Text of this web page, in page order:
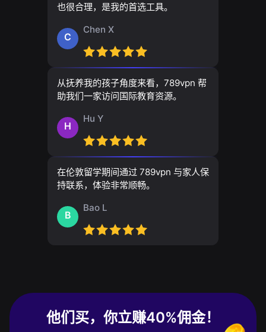
也很合理，是我的首选工具。
C
Chen X
从抚养我的孩子角度来看，789vpn 帮
助我们一家访问国际教育资源。
H
Hu Y
在伦敦留学期间通过 789vpn 与家人保
持联系，体验非常顺畅。
B
Bao L
他们买，你立赚40%佣金！